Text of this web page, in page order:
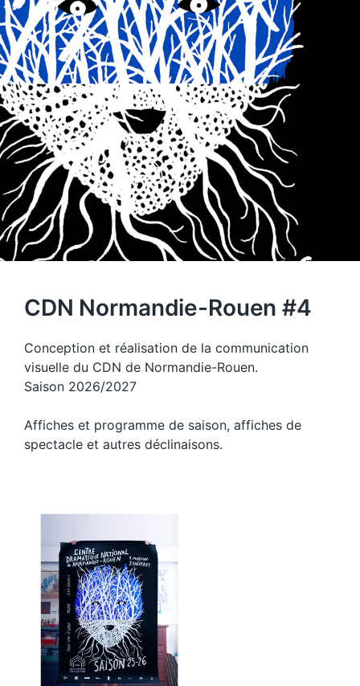
CDN Normandie-Rouen #4
Conception et réalisation de la communication
visuelle du CDN de Normandie-Rouen.
Saison 2026/2027
Affiches et programme de saison, affiches de
spectacle et autres déclinaisons.